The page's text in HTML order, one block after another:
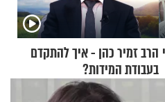
הרב זמיר כהן - איך להתקדם
בעבודת המידות?